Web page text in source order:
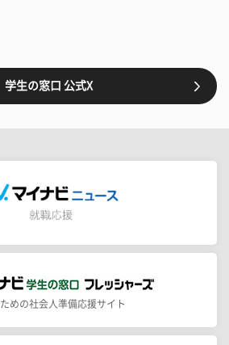
学生の窓口 公式X
めの社会人準備応援サイト